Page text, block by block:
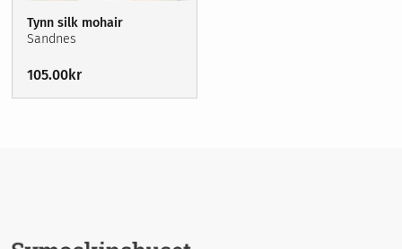
Sybehör
Stickor, virknålar & tillbehör
Nyheter
Broderi
Sybehör
Tynn silk mohair
Sandnes
105.00kr